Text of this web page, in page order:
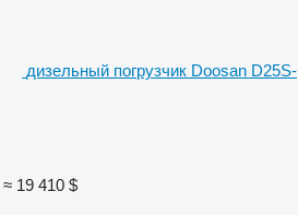
дизельный погрузчик Doosan D25S-
≈ 19 410 $